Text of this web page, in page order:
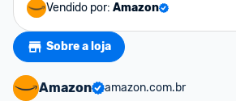
Vendido por: Amazon
Sobre a loja
Amazon
amazon.com.br